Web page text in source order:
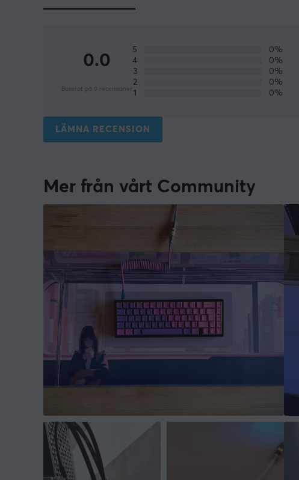
0.0
Baserat på 0 recensioner
5
0%
4
0%
3
0%
2
0%
1
0%
LÄMNA RECENSION
Mer från vårt Community